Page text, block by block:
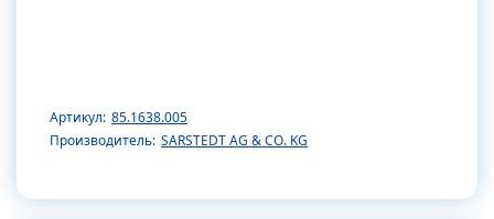
Артикул: 85.1638.005
Производитель: SARSTEDT AG & CO. KG